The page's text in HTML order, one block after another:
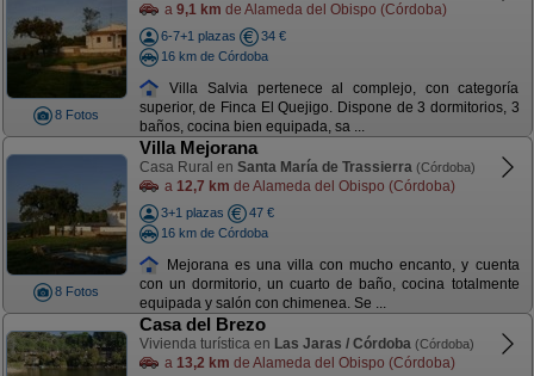
8 Fotos
a 9,1 km de Alameda del Obispo (Córdoba)
6-7+1 plazas
34 €
16 km de Córdoba
Villa Salvia pertenece al complejo, con categoría
superior, de Finca El Quejigo. Dispone de 3 dormitorios, 3
baños, cocina bien equipada, sa ...
8 Fotos
Villa Mejorana
Casa Rural en Santa María de Trassierra (Córdoba)
a 12,7 km de Alameda del Obispo (Córdoba)
3+1 plazas
47 €
16 km de Córdoba
Mejorana es una villa con mucho encanto, y cuenta
con un dormitorio, un cuarto de baño, cocina totalmente
equipada y salón con chimenea. Se ...
Casa del Brezo
Vivienda turística en Las Jaras / Córdoba (Córdoba)
a 13,2 km de Alameda del Obispo (Córdoba)